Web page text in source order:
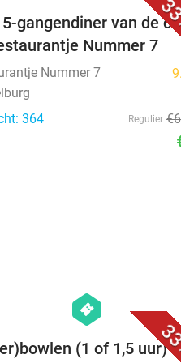
gangendiner van de
Nummer 7
Nummer 7
364
Regulier
hexagon
events
(1 of 1,5 uur)